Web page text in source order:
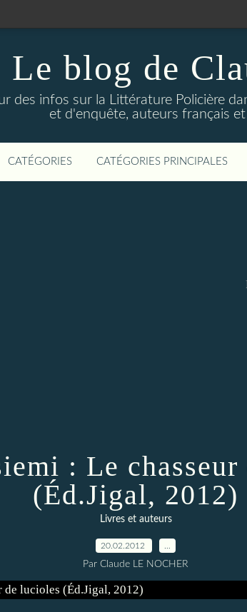
Le blog de
des infos sur la Littérature Policière
et d'enquête, auteurs français
CATÉGORIES CATÉGORIES PRINCIPALES
: Le
(Éd.Jigal, 2012)
Livres et auteurs
20.02.2012
Par Claude LE NOCHER